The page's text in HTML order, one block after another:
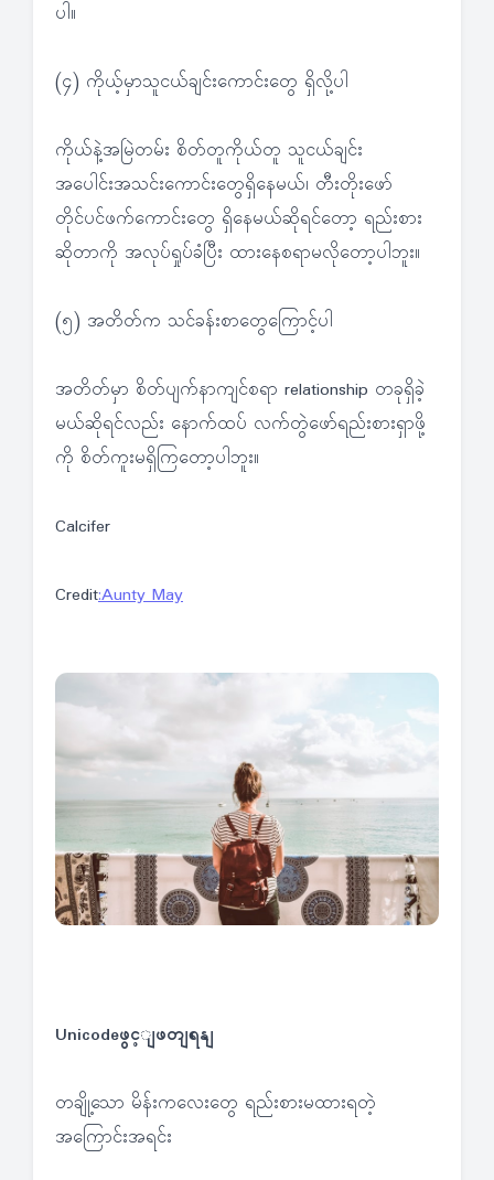
ပါ။
(၄) ကိုယ့်မှာသူငယ်ချင်းကောင်းတွေ ရှိလို့ပါ
ကိုယ်နဲ့အမြဲတမ်း စိတ်တူကိုယ်တူ သူငယ်ချင်း
အပေါင်းအသင်းကောင်းတွေရှိနေမယ်၊ တီးတိုးဖော်
တိုင်ပင်ဖက်ကောင်းတွေ ရှိနေမယ်ဆိုရင်တော့ ရည်းစား
ဆိုတာကို အလုပ်ရှုပ်ခံပြီး ထားနေစရာမလိုတော့ပါဘူး။
(၅) အတိတ်က သင်ခန်းစာတွေကြောင့်ပါ
အတိတ်မှာ စိတ်ပျက်နာကျင်စရာ relationship တခုရှိခဲ့
မယ်ဆိုရင်လည်း နောက်ထပ် လက်တွဲဖော်ရည်းစားရှာဖို့
ကို စိတ်ကူးမရှိကြတော့ပါဘူး။
Calcifer
Credit:Aunty May
Unicodeဖွင့ျဖတျရနျ
တချို့သော မိန်းကလေးတွေ ရည်းစားမထားရတဲ့
အကြောင်းအရင်း